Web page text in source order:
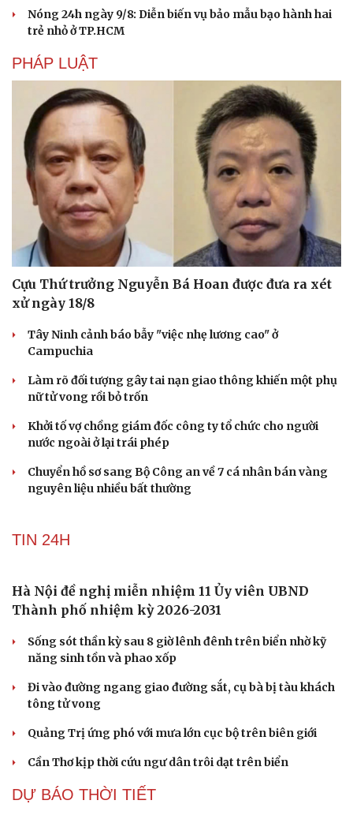
Kể chuyện cho bé
Hạt giống tâm hồn
Cải chính
Nóng 24h ngày 9/8: Diễn biến vụ bảo mẫu bạo hành hai
trẻ nhỏ ở TP.HCM
PHÁP LUẬT
Cựu Thứ trưởng Nguyễn Bá Hoan được đưa ra xét
xử ngày 18/8
Tây Ninh cảnh báo bẫy "việc nhẹ lương cao" ở
Campuchia
Làm rõ đối tượng gây tai nạn giao thông khiến một phụ
nữ tử vong rồi bỏ trốn
Khởi tố vợ chồng giám đốc công ty tổ chức cho người
nước ngoài ở lại trái phép
Chuyển hồ sơ sang Bộ Công an về 7 cá nhân bán vàng
nguyên liệu nhiều bất thường
TIN 24H
Hà Nội đề nghị miễn nhiệm 11 Ủy viên UBND
Thành phố nhiệm kỳ 2026-2031
Sống sót thần kỳ sau 8 giờ lênh đênh trên biển nhờ kỹ
năng sinh tồn và phao xốp
Đi vào đường ngang giao đường sắt, cụ bà bị tàu khách
tông tử vong
Quảng Trị ứng phó với mưa lớn cục bộ trên biên giới
Cần Thơ kịp thời cứu ngư dân trôi dạt trên biển
DỰ BÁO THỜI TIẾT